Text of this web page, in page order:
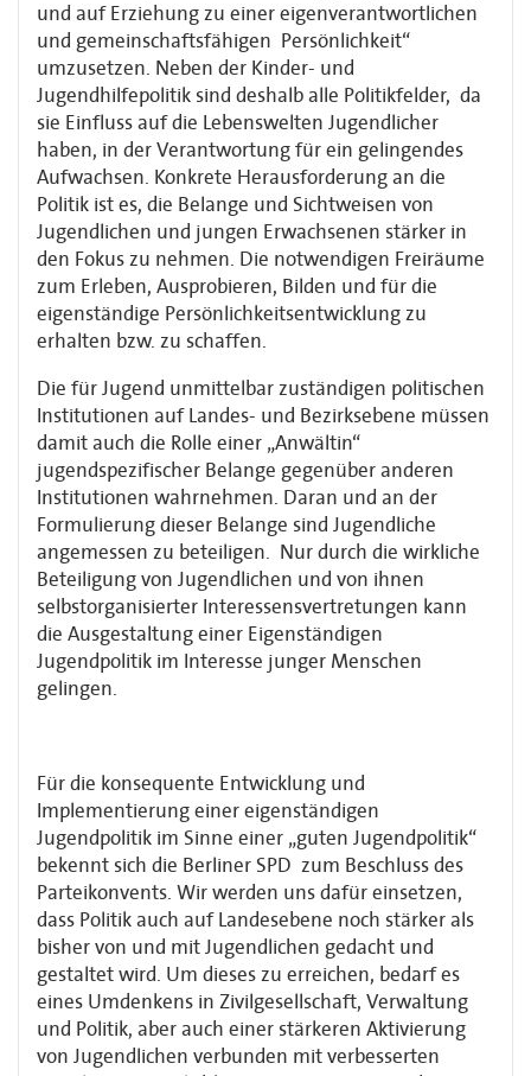
und auf Erziehung zu einer eigenverantwortlichen
und gemeinschaftsfähigen Persönlichkeit“
umzusetzen. Neben der Kinder- und
Jugendhilfepolitik sind deshalb alle Politikfelder, da
sie Einfluss auf die Lebenswelten Jugendlicher
haben, in der Verantwortung für ein gelingendes
Aufwachsen. Konkrete Herausforderung an die
Politik ist es, die Belange und Sichtweisen von
Jugendlichen und jungen Erwachsenen stärker in
den Fokus zu nehmen. Die notwendigen Freiräume
zum Erleben, Ausprobieren, Bilden und für die
eigenständige Persönlichkeitsentwicklung zu
erhalten bzw. zu schaffen.
Die für Jugend unmittelbar zuständigen politischen
Institutionen auf Landes- und Bezirksebene müssen
damit auch die Rolle einer „Anwältin“
jugendspezifischer Belange gegenüber anderen
Institutionen wahrnehmen. Daran und an der
Formulierung dieser Belange sind Jugendliche
angemessen zu beteiligen. Nur durch die wirkliche
Beteiligung von Jugendlichen und von ihnen
selbstorganisierter Interessensvertretungen kann
die Ausgestaltung einer Eigenständigen
Jugendpolitik im Interesse junger Menschen
gelingen.
Für die konsequente Entwicklung und
Implementierung einer eigenständigen
Jugendpolitik im Sinne einer „guten Jugendpolitik“
bekennt sich die Berliner SPD zum Beschluss des
Parteikonvents. Wir werden uns dafür einsetzen,
dass Politik auch auf Landesebene noch stärker als
bisher von und mit Jugendlichen gedacht und
gestaltet wird. Um dieses zu erreichen, bedarf es
eines Umdenkens in Zivilgesellschaft, Verwaltung
und Politik, aber auch einer stärkeren Aktivierung
von Jugendlichen verbunden mit verbesserten